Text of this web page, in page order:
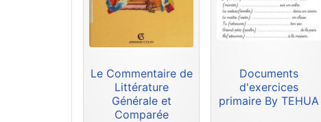
Le Commentaire de
Littérature
Générale et
Comparée
Documents
d'exercices
primaire By TEHUA